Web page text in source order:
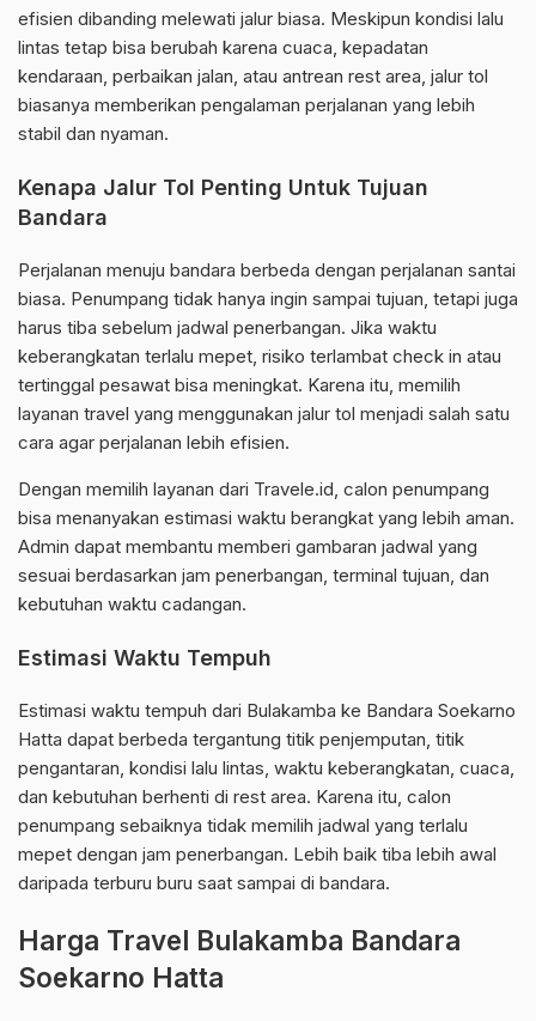
efisien dibanding melewati jalur biasa. Meskipun kondisi lalu
lintas tetap bisa berubah karena cuaca, kepadatan
kendaraan, perbaikan jalan, atau antrean rest area, jalur tol
biasanya memberikan pengalaman perjalanan yang lebih
stabil dan nyaman.
Kenapa Jalur Tol Penting Untuk Tujuan
Bandara
Perjalanan menuju bandara berbeda dengan perjalanan santai
biasa. Penumpang tidak hanya ingin sampai tujuan, tetapi juga
harus tiba sebelum jadwal penerbangan. Jika waktu
keberangkatan terlalu mepet, risiko terlambat check in atau
tertinggal pesawat bisa meningkat. Karena itu, memilih
layanan travel yang menggunakan jalur tol menjadi salah satu
cara agar perjalanan lebih efisien.
Dengan memilih layanan dari Travele.id, calon penumpang
bisa menanyakan estimasi waktu berangkat yang lebih aman.
Admin dapat membantu memberi gambaran jadwal yang
sesuai berdasarkan jam penerbangan, terminal tujuan, dan
kebutuhan waktu cadangan.
Estimasi Waktu Tempuh
Estimasi waktu tempuh dari Bulakamba ke Bandara Soekarno
Hatta dapat berbeda tergantung titik penjemputan, titik
pengantaran, kondisi lalu lintas, waktu keberangkatan, cuaca,
dan kebutuhan berhenti di rest area. Karena itu, calon
penumpang sebaiknya tidak memilih jadwal yang terlalu
mepet dengan jam penerbangan. Lebih baik tiba lebih awal
daripada terburu buru saat sampai di bandara.
Harga Travel Bulakamba Bandara
Soekarno Hatta